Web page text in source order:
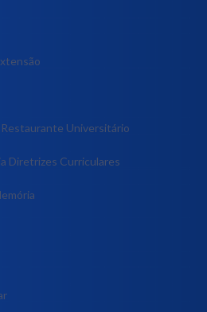
Universitário
Diretrizes Curriculares